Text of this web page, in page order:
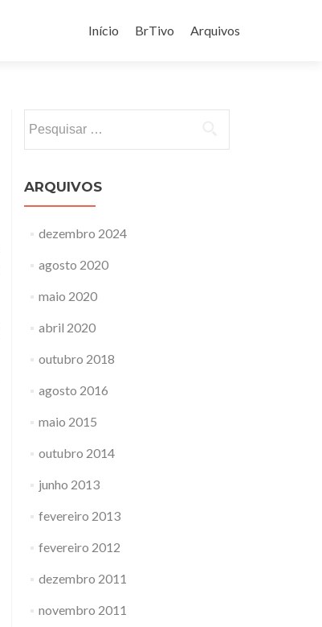
para
Início BrTivo Arquivos
por:
ARQUIVOS
dezembro 2024
agosto 2020
maio 2020
abril 2020
outubro 2018
agosto 2016
maio 2015
outubro 2014
junho 2013
fevereiro 2013
fevereiro 2012
dezembro 2011
novembro 2011